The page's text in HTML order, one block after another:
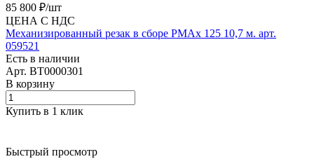
85 800 ₽/шт
ЦЕНА С НДС
Механизированный резак в сборе PMAx 125 10,7 м. арт.
059521
Есть в наличии
Арт. BT0000301
В корзину
Купить в 1 клик
Быстрый просмотр